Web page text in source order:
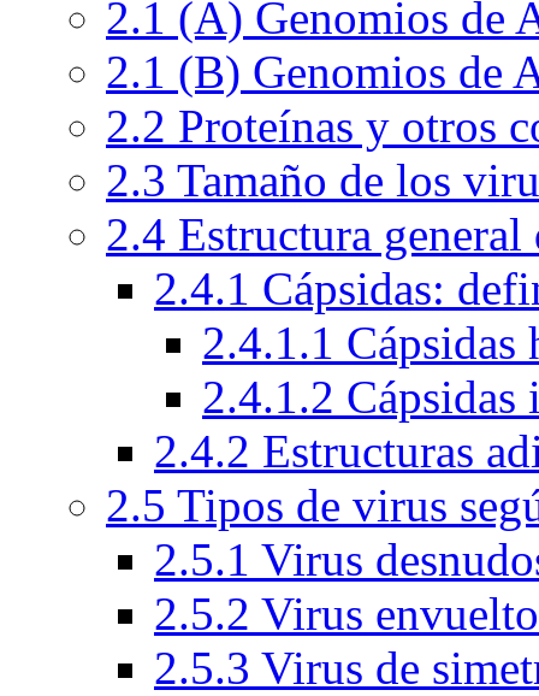
2.1 (A) Genomios de
2.1 (B) Genomios de
2.2 Proteínas y otros
2.3 Tamaño de los
2.4 Estructura
2.4.1 Cápsidas:
2.4.1.1 Cápsidas
2.4.1.2 Cápsidas
2.4.2 Estructuras
2.5 Tipos de virus
2.5.1 Virus
2.5.2 Virus
2.5.3 Virus de